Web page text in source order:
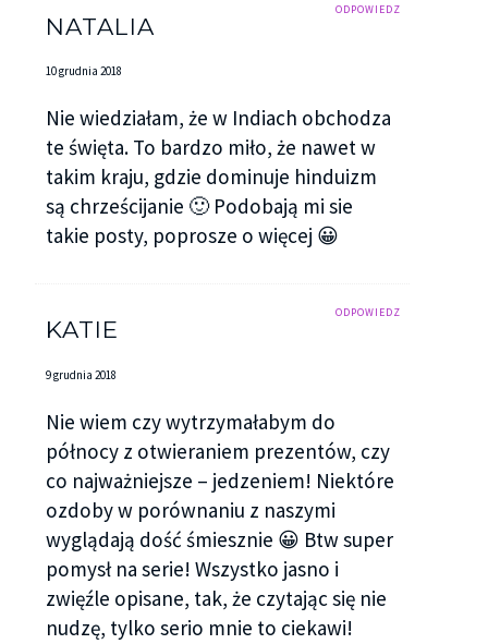
ODPOWIEDZ
NATALIA
10 grudnia 2018
Nie wiedziałam, że w Indiach obchodza
te święta. To bardzo miło, że nawet w
takim kraju, gdzie dominuje hinduizm
są chrześcijanie 🙂 Podobają mi sie
takie posty, poprosze o więcej 😀
ODPOWIEDZ
KATIE
9 grudnia 2018
Nie wiem czy wytrzymałabym do
północy z otwieraniem prezentów, czy
co najważniejsze – jedzeniem! Niektóre
ozdoby w porównaniu z naszymi
wyglądają dość śmiesznie 😀 Btw super
pomysł na serie! Wszystko jasno i
zwięźle opisane, tak, że czytając się nie
nudzę, tylko serio mnie to ciekawi!